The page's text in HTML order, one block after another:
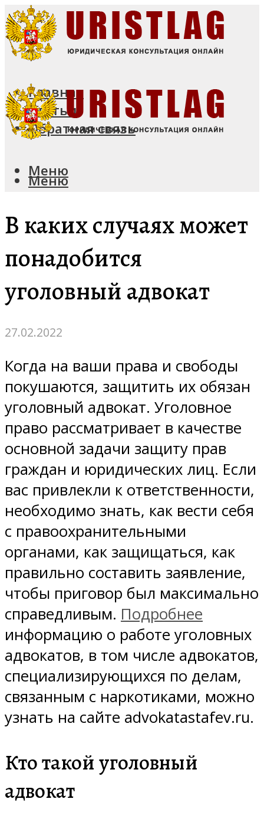
Главная
Статьи
Обратная связь
Меню
Меню
В каких случаях может
понадобится
уголовный адвокат
27.02.2022
Когда на ваши права и свободы
покушаются, защитить их обязан
уголовный адвокат. Уголовное
право рассматривает в качестве
основной задачи защиту прав
граждан и юридических лиц. Если
вас привлекли к ответственности,
необходимо знать, как вести себя
с правоохранительными
органами, как защищаться, как
правильно составить заявление,
чтобы приговор был максимально
справедливым. Подробнее
информацию о работе уголовных
адвокатов, в том числе адвокатов,
специализирующихся по делам,
связанным с наркотиками, можно
узнать на сайте advokatastafev.ru.
Кто такой уголовный
адвокат